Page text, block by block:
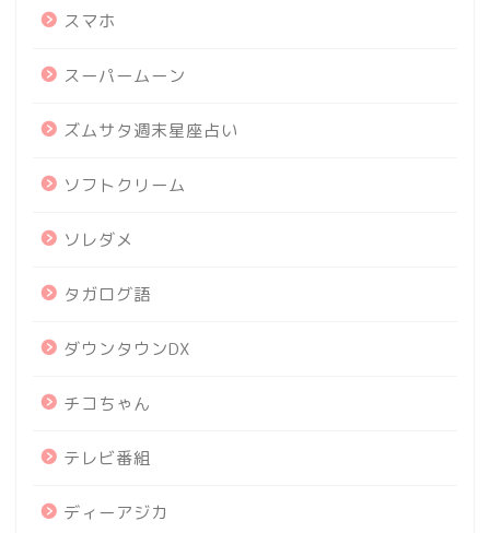
スマホ
スーパームーン
ズムサタ週末星座占い
ソフトクリーム
ソレダメ
タガログ語
ダウンタウンDX
チコちゃん
テレビ番組
ディーアジカ